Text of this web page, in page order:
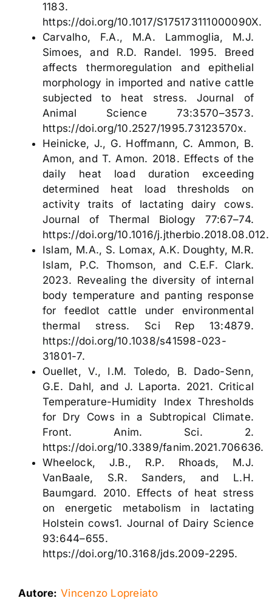
1183.
https://doi.org/10.1017/S175173111000090X.
Carvalho, F.A., M.A. Lammoglia, M.J.
Simoes, and R.D. Randel. 1995. Breed
affects thermoregulation and epithelial
morphology in imported and native cattle
subjected to heat stress. Journal of
Animal Science 73:3570–3573.
https://doi.org/10.2527/1995.73123570x.
Heinicke, J., G. Hoffmann, C. Ammon, B.
Amon, and T. Amon. 2018. Effects of the
daily heat load duration exceeding
determined heat load thresholds on
activity traits of lactating dairy cows.
Journal of Thermal Biology 77:67–74.
https://doi.org/10.1016/j.jtherbio.2018.08.012.
Islam, M.A., S. Lomax, A.K. Doughty, M.R.
Islam, P.C. Thomson, and C.E.F. Clark.
2023. Revealing the diversity of internal
body temperature and panting response
for feedlot cattle under environmental
thermal stress. Sci Rep 13:4879.
https://doi.org/10.1038/s41598-023-
31801-7.
Ouellet, V., I.M. Toledo, B. Dado-Senn,
G.E. Dahl, and J. Laporta. 2021. Critical
Temperature-Humidity Index Thresholds
for Dry Cows in a Subtropical Climate.
Front. Anim. Sci. 2.
https://doi.org/10.3389/fanim.2021.706636.
Wheelock, J.B., R.P. Rhoads, M.J.
VanBaale, S.R. Sanders, and L.H.
Baumgard. 2010. Effects of heat stress
on energetic metabolism in lactating
Holstein cows1. Journal of Dairy Science
93:644–655.
https://doi.org/10.3168/jds.2009-2295.
Autore: Vincenzo Lopreiato